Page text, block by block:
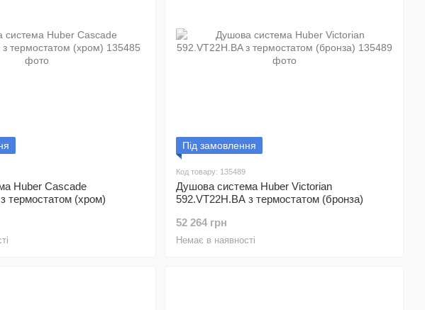
Huber Cascade
термостатом (хром)
Під замовлення
Код товару: 135489
Душова система Huber Victorian
592.VT22H.BA з термостатом (бронза)
52 264 грн
Немає в наявності